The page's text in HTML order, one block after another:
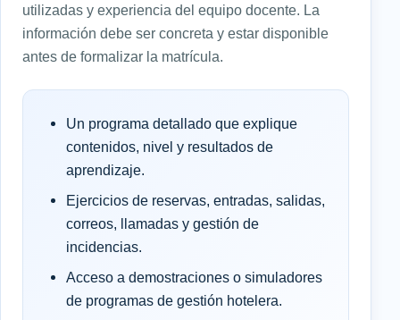
utilizadas y experiencia del equipo docente. La
información debe ser concreta y estar disponible
antes de formalizar la matrícula.
Un programa detallado que explique
contenidos, nivel y resultados de
aprendizaje.
Ejercicios de reservas, entradas, salidas,
correos, llamadas y gestión de
incidencias.
Acceso a demostraciones o simuladores
de programas de gestión hotelera.